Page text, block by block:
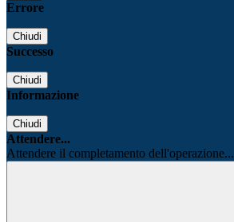
Errore
Chiudi
Successo
Chiudi
Informazione
Chiudi
Attendere...
Attendere il completamento dell'operazione...